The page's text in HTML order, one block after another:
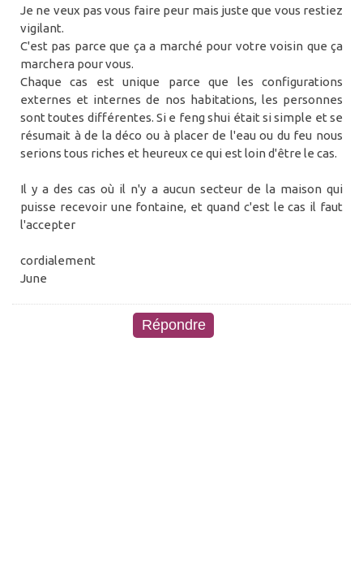
Je ne veux pas vous faire peur mais juste que vous restiez
vigilant.
C'est pas parce que ça a marché pour votre voisin que ça
marchera pour vous.
Chaque cas est unique parce que les configurations
externes et internes de nos habitations, les personnes
sont toutes différentes. Si e feng shui était si simple et se
résumait à de la déco ou à placer de l'eau ou du feu nous
serions tous riches et heureux ce qui est loin d'être le cas.
Il y a des cas où il n'y a aucun secteur de la maison qui
puisse recevoir une fontaine, et quand c'est le cas il faut
l'accepter
cordialement
June